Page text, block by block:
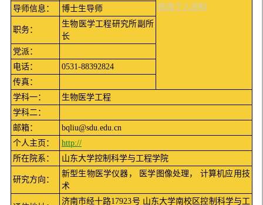
修改个人资料
导师信息：
博士生导师
职务：
生物医学工程研究所副所
长
党派：
电话：
0531-88392824
传真：
学科一：
生物医学工程
学科二：
邮箱：
bqliu@sdu.edu.cn
个人主页：
http://
所在院系：
山东大学控制科学与工程学院
研究方向：
新型生物医学仪器， 医学图像处理， 计算机应用技
术
济南市经十路17923号 山东大学南校区控制科学与工